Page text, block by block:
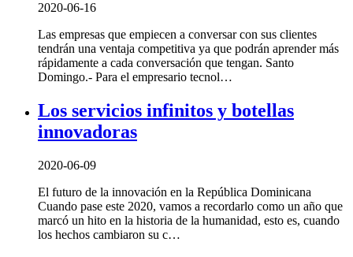
2020-06-16
Las empresas que empiecen a conversar con sus clientes
tendrán una ventaja competitiva ya que podrán aprender más
rápidamente a cada conversación que tengan. Santo
Domingo.- Para el empresario tecnol…
Los servicios infinitos y botellas
innovadoras
2020-06-09
El futuro de la innovación en la República Dominicana
Cuando pase este 2020, vamos a recordarlo como un año que
marcó un hito en la historia de la humanidad, esto es, cuando
los hechos cambiaron su c…